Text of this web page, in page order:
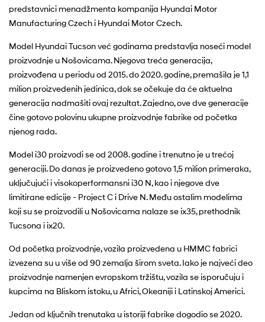
predstavnici menadžmenta kompanija Hyundai Motor
Manufacturing Czech i Hyundai Motor Czech.
Model Hyundai Tucson već godinama predstavlja noseći model
proizvodnje u Nošovicama. Njegova treća generacija,
proizvođena u periodu od 2015. do 2020. godine, premašila je 1,1
milion proizvedenih jedinica, dok se očekuje da će aktuelna
generacija nadmašiti ovaj rezultat. Zajedno, ove dve generacije
čine gotovo polovinu ukupne proizvodnje fabrike od početka
njenog rada.
Model i30 proizvodi se od 2008. godine i trenutno je u trećoj
generaciji. Do danas je proizvedeno gotovo 1,5 milion primeraka,
uključujući i visokoperformansni i30 N, kao i njegove dve
limitirane edicije - Project C i Drive N. Među ostalim modelima
koji su se proizvodili u Nošovicama nalaze se ix35, prethodnik
Tucsona i ix20.
Od početka proizvodnje, vozila proizvedena u HMMC fabrici
izvezena su u više od 90 zemalja širom sveta. Iako je najveći deo
proizvodnje namenjen evropskom tržištu, vozila se isporučuju i
kupcima na Bliskom istoku, u Africi, Okeaniji i Latinskoj Americi.
Jedan od ključnih trenutaka u istoriji fabrike dogodio se 2020.